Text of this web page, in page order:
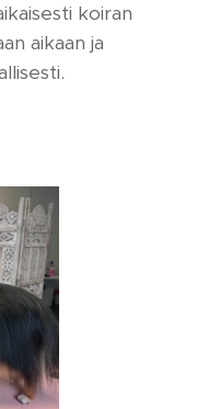
koiran
aikaan ja